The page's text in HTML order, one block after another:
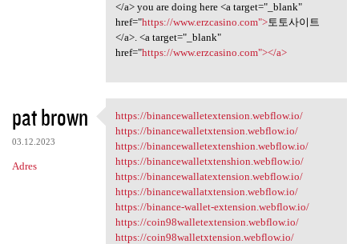
</a> you are doing here <a target="_blank"
href="https://www.erzcasino.com">토토사이트
</a>. <a target="_blank"
href="https://www.erzcasino.com"></a>
pat brown
03.12.2023
Adres
https:/
https://binancewalletextension.webflow.io/
https://binancewalletxtension.webflow.io/
https://binancewalletextenshion.webflow.io/
https://binancewalletxtenshion.webflow.io/
https://binancewallatextension.webflow.io/
https://binancewallatxtension.webflow.io/
https://binance-wallet-extension.webflow.io/
https://coin98walletextension.webflow.io/
https://coin98walletxtension.webflow.io/